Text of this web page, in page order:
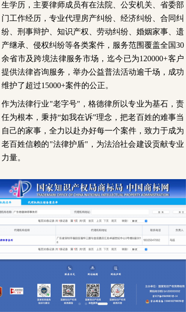
生学历，主要律师成员有在法院、公安机关、省委部
门工作经历，专业代理房产纠纷、经济纠纷、合同纠
纷、刑事辩护、知识产权、劳动纠纷、婚姻家事、遗
产继承、侵权纠纷等各类案件，服务范围覆盖全国30
余省市及跨境法律服务市场，迄今已为120000+客户
提供法律咨询服务，举办公益普法活动逾千场，成功
维护了超过15000+案件的公正。
作为法律行业"老字号"，格德律所以专业为基石，责
任为根本，秉持“如我在诉”理念，把老百姓的难事当
自己的家事，全力以赴办好每一个案件，致力于成为
老百姓信赖的"法律护盾"，为法治社会建设贡献专业
力量。